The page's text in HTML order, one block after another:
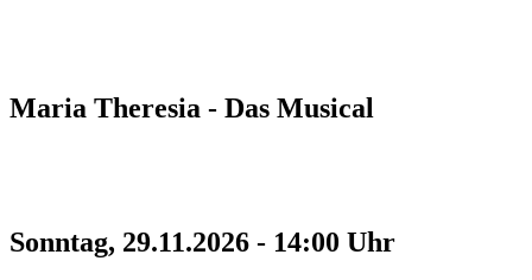
Maria Theresia - Das Musical
Sonntag, 29.11.2026 - 14:00 Uhr